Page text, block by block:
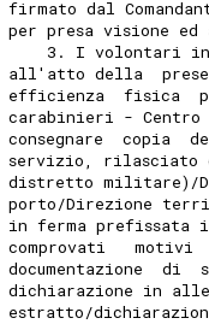
firmato dal
per presa visione
3. I volontari
all'atto della
efficienza  fisica
carabinieri - Centro
consegnare  copia
servizio, rilasciato
distretto militare)/
porto/Direzione
in ferma prefissata
comprovati
documentazione  di
dichiarazione in
estratto/